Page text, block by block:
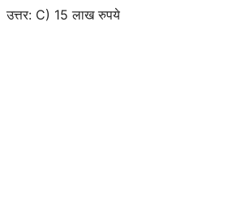
उत्तर: C) 15 लाख रुपये